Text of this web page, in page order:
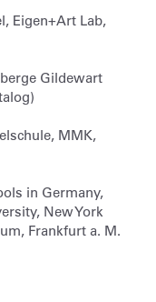
Eigen+Art Lab,
Gildewart
MMK,
in Germany,
New York
Frankfurt a. M.